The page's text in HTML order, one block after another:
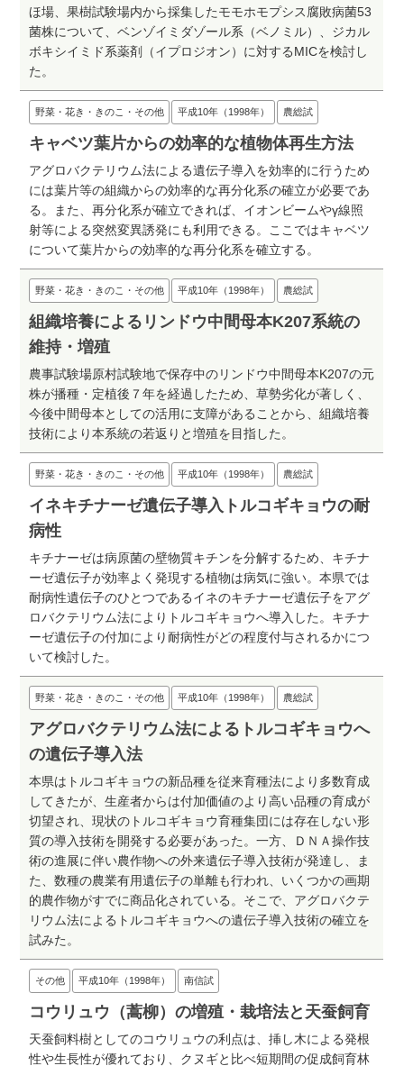
ほ場、果樹試験場内から採集したモモホモプシス腐敗病菌53
菌株について、ベンゾイミダゾール系（ベノミル）、ジカル
ボキシイミド系薬剤（イプロジオン）に対するMICを検討し
た。
野菜・花き・きのこ・その他 平成10年（1998年） 農総試
キャベツ葉片からの効率的な植物体再生方法
アグロバクテリウム法による遺伝子導入を効率的に行うため
には葉片等の組織からの効率的な再分化系の確立が必要であ
る。また、再分化系が確立できれば、イオンビームやγ線照
射等による突然変異誘発にも利用できる。ここではキャベツ
について葉片からの効率的な再分化系を確立する。
野菜・花き・きのこ・その他 平成10年（1998年） 農総試
組織培養によるリンドウ中間母本K207系統の
維持・増殖
農事試験場原村試験地で保存中のリンドウ中間母本K207の元
株が播種・定植後７年を経過したため、草勢劣化が著しく、
今後中間母本としての活用に支障があることから、組織培養
技術により本系統の若返りと増殖を目指した。
野菜・花き・きのこ・その他 平成10年（1998年） 農総試
イネキチナーゼ遺伝子導入トルコギキョウの耐
病性
キチナーゼは病原菌の壁物質キチンを分解するため、キチナ
ーゼ遺伝子が効率よく発現する植物は病気に強い。本県では
耐病性遺伝子のひとつであるイネのキチナーゼ遺伝子をアグ
ロバクテリウム法によりトルコギキョウへ導入した。キチナ
ーゼ遺伝子の付加により耐病性がどの程度付与されるかにつ
いて検討した。
野菜・花き・きのこ・その他 平成10年（1998年） 農総試
アグロバクテリウム法によるトルコギキョウへ
の遺伝子導入法
本県はトルコギキョウの新品種を従来育種法により多数育成
してきたが、生産者からは付加価値のより高い品種の育成が
切望され、現状のトルコギキョウ育種集団には存在しない形
質の導入技術を開発する必要があった。一方、ＤＮＡ操作技
術の進展に伴い農作物への外来遺伝子導入技術が発達し、ま
た、数種の農業有用遺伝子の単離も行われ、いくつかの画期
的農作物がすでに商品化されている。そこで、アグロバクテ
リウム法によるトルコギキョウへの遺伝子導入技術の確立を
試みた。
その他 平成10年（1998年） 南信試
コウリュウ（蒿柳）の増殖・栽培法と天蚕飼育
天蚕飼料樹としてのコウリュウの利点は、挿し木による発根
性や生長性が優れており、クヌギと比べ短期間の促成飼育林